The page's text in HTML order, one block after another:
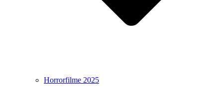
Horrorfilme 2025